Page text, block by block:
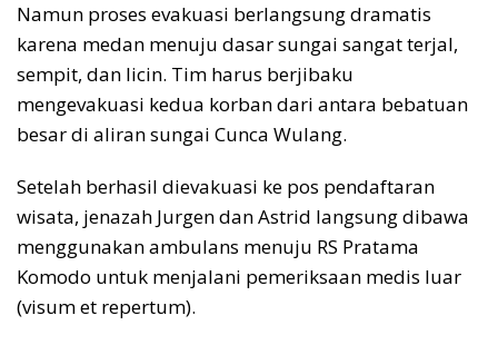
Namun proses evakuasi berlangsung dramatis
karena medan menuju dasar sungai sangat terjal,
sempit, dan licin. Tim harus berjibaku
mengevakuasi kedua korban dari antara bebatuan
besar di aliran sungai Cunca Wulang.
Setelah berhasil dievakuasi ke pos pendaftaran
wisata, jenazah Jurgen dan Astrid langsung dibawa
menggunakan ambulans menuju RS Pratama
Komodo untuk menjalani pemeriksaan medis luar
(visum et repertum).